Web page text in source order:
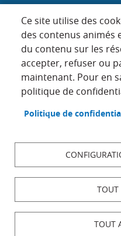
Ce site utilise des
des contenus animés
du contenu sur les
accepter, refuser ou
maintenant. Pour en
politique de
Politique de
TOUT
TOUT
Menu
Pied
page
ACCUEIL
PLAN DU SITE
CONTACT
DONNÉES
ACCESSIBILITÉ :
S'IDENTIFIER